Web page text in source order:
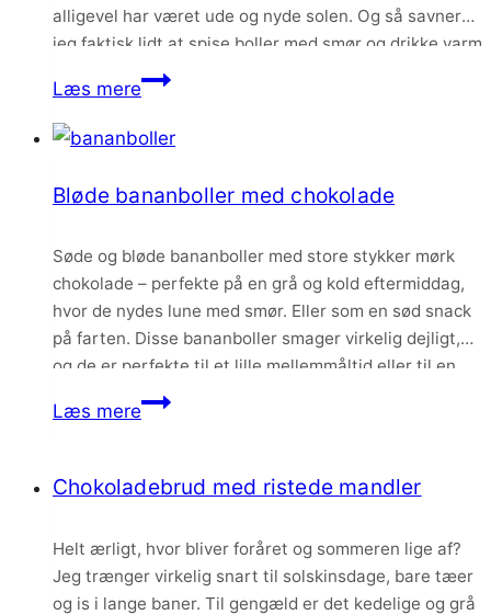
alligevel har været ude og nyde solen. Og så savner
jeg faktisk lidt at spise boller med smør og drikke varm
Læs mereBløde
Bløde bananboller med chokolade
Søde og bløde bananboller med store stykker mørk
chokolade – perfekte på en grå og kold eftermiddag,
hvor de nydes lune med smør. Eller som en sød snack
på farten. Disse bananboller smager virkelig dejligt,
og de er perfekte til et lille mellemmåltid eller til en
kold vinterdag hvor den står på intet andet end…
Læs mereBløde
chokolade
Chokoladebrud med ristede mandler
Helt ærligt, hvor bliver foråret og sommeren lige af?
Jeg trænger virkelig snart til solskinsdage, bare tæer
og is i lange baner. Til gengæld er det kedelige og grå